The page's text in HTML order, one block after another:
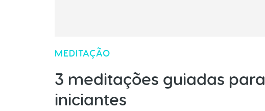
MEDITAÇÃO
3 meditações guiadas para
iniciantes